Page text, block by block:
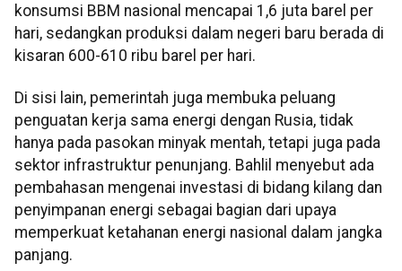
konsumsi BBM nasional mencapai 1,6 juta barel per
hari, sedangkan produksi dalam negeri baru berada di
kisaran 600-610 ribu barel per hari.
Di sisi lain, pemerintah juga membuka peluang
penguatan kerja sama energi dengan Rusia, tidak
hanya pada pasokan minyak mentah, tetapi juga pada
sektor infrastruktur penunjang. Bahlil menyebut ada
pembahasan mengenai investasi di bidang kilang dan
penyimpanan energi sebagai bagian dari upaya
memperkuat ketahanan energi nasional dalam jangka
panjang.